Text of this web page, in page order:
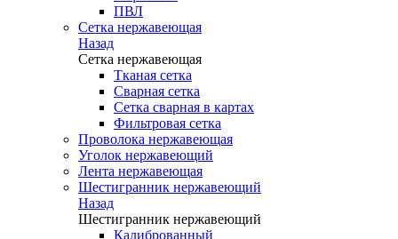
ПВЛ
Сетка нержавеющая
Назад
Сетка нержавеющая
Тканая сетка
Сварная сетка
Сетка сварная в картах
Фильтровая сетка
Проволока нержавеющая
Уголок нержавеющий
Лента нержавеющая
Шестигранник нержавеющий
Назад
Шестигранник нержавеющий
Калиброванный